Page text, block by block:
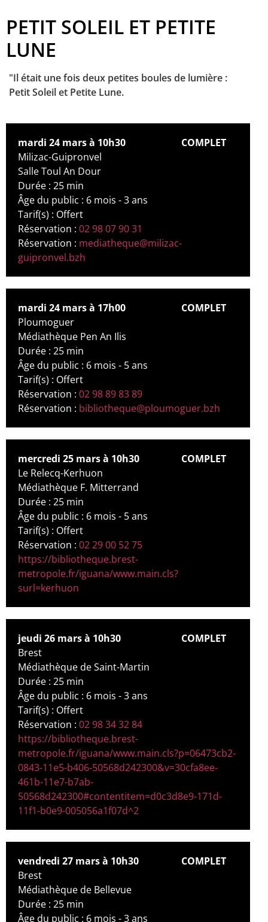
PETIT SOLEIL ET PETITE
LUNE
"Il était une fois deux petites boules de lumière :
Petit Soleil et Petite Lune.
mardi 24 mars à 10h30
COMPLET
Milizac-Guipronvel
Salle Toul An Dour
Durée : 25 min
Âge du public : 6 mois - 3 ans
Tarif(s) : Offert
Réservation : 02 98 07 90 31
Réservation : mediatheque@milizac-
guipronvel.bzh
mardi 24 mars à 17h00
COMPLET
Ploumoguer
Médiathèque Pen An Ilis
Durée : 25 min
Âge du public : 6 mois - 5 ans
Tarif(s) : Offert
Réservation : 02 98 89 83 89
Réservation : bibliotheque@ploumoguer.bzh
mercredi 25 mars à 10h30
COMPLET
Le Relecq-Kerhuon
Médiathèque F. Mitterrand
Durée : 25 min
Âge du public : 6 mois - 5 ans
Tarif(s) : Offert
Réservation : 02 29 00 52 75
https://bibliotheque.brest-
metropole.fr/iguana/www.main.cls?
surl=kerhuon
jeudi 26 mars à 10h30
COMPLET
Brest
Médiathèque de Saint-Martin
Durée : 25 min
Âge du public : 6 mois - 3 ans
Tarif(s) : Offert
Réservation : 02 98 34 32 84
https://bibliotheque.brest-
metropole.fr/iguana/www.main.cls?p=06473cb2-
0843-11e5-b406-50568d242300&v=30cfa8ee-
461b-11e7-b7ab-
50568d242300#contentitem=d0c3d8e9-171d-
11f1-b0e9-005056a1f07d^2
vendredi 27 mars à 10h30
COMPLET
Brest
Médiathèque de Bellevue
Durée : 25 min
Âge du public : 6 mois - 3 ans